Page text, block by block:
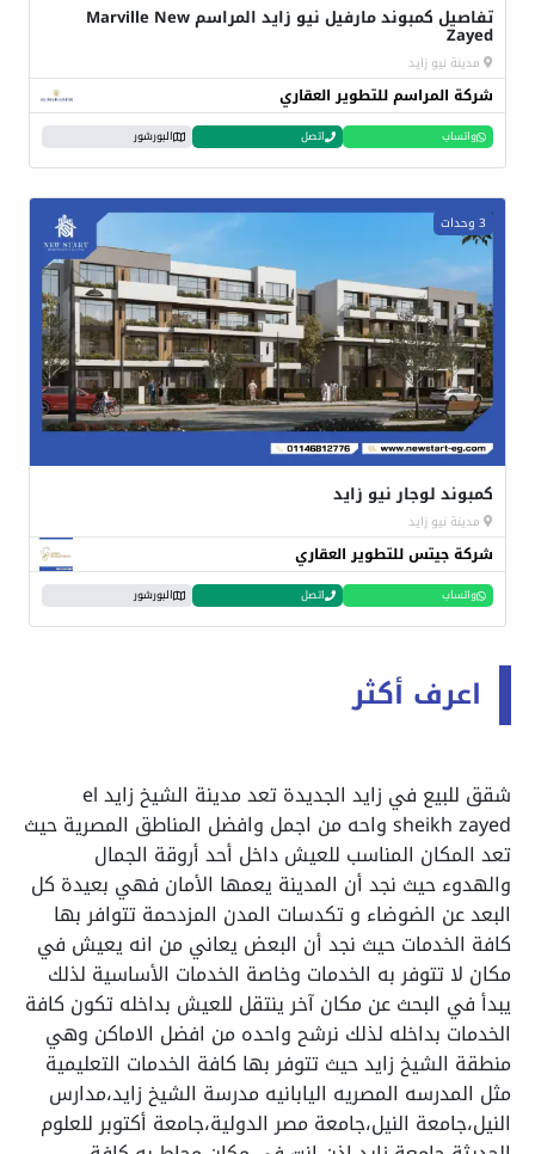
تفاصيل كمبوند مارفيل نيو زايد المراسم Marville New
Zayed
مدينة نيو زايد
شركة المراسم للتطوير العقاري
واتساب اتصل البورشور
3 وحدات
كمبوند لوجار نيو زايد
مدينة نيو زايد
شركة جيتس للتطوير العقاري
واتساب اتصل البورشور
اعرف أكثر
شقق للبيع في زايد الجديدة تعد مدينة الشيخ زايد el
sheikh zayed واحه من اجمل وافضل المناطق المصرية حيث
تعد المكان المناسب للعيش داخل أحد أروقة الجمال
والهدوء حيث نجد أن المدينة يعمها الأمان فهي بعيدة كل
البعد عن الضوضاء و تكدسات المدن المزدحمة تتوافر بها
كافة الخدمات حيث نجد أن البعض يعاني من انه يعيش في
مكان لا تتوفر به الخدمات وخاصة الخدمات الأساسية لذلك
يبدأ في البحث عن مكان آخر ينتقل للعيش بداخله تكون كافة
الخدمات بداخله لذلك نرشح واحده من افضل الاماكن وهي
منطقة الشيخ زايد حيث تتوفر بها كافة الخدمات التعليمية
مثل المدرسه المصريه اليابانيه مدرسة الشيخ زايد،مدارس
النيل،جامعة النيل،جامعة مصر الدولية،جامعة أكتوبر للعلوم